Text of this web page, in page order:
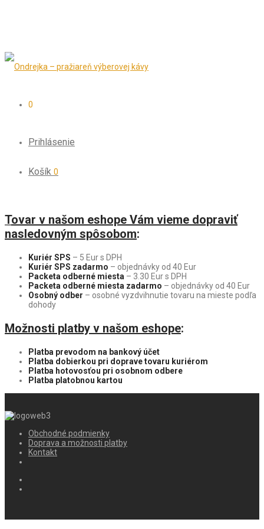
0
Prihlásenie
Košík 0
Tovar v našom eshope Vám vieme dopraviť
nasledovným spôsobom:
Kuriér SPS – 5 Eur s DPH
Kuriér SPS zadarmo – objednávky od 40 Eur
Packeta odberné miesta – 3.30 Eur s DPH
Packeta odberné miesta zadarmo – objednávky od 40 Eur
Osobný odber – osobné vyzdvihnutie tovaru na mieste podľa
dohody
Možnosti platby v našom eshope:
Platba prevodom na bankový účet
Platba dobierkou pri doprave tovaru kuriérom
Platba hotovosťou pri osobnom odbere
Platba platobnou kartou
Obchodné podmienky
Doprava a možnosti platby
Kontakt